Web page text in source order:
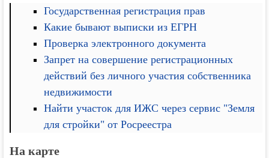
Государственная регистрация прав
Какие бывают выписки из ЕГРН
Проверка электронного документа
Запрет на совершение регистрационных
действий без личного участия собственника
недвижимости
Найти участок для ИЖС через сервис "Земля
для стройки" от Росреестра
На карте